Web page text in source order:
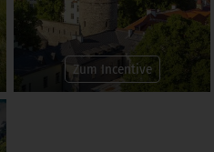
Zum Incentive